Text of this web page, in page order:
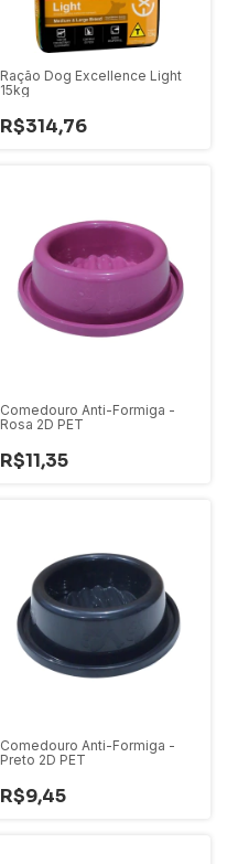
Ração Dog Excellence Light
15kg
R$314,76
Comedouro Anti-Formiga -
Rosa 2D PET
R$11,35
Comedouro Anti-Formiga -
Preto 2D PET
R$9,45